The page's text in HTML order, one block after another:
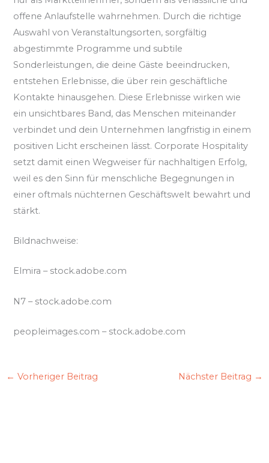
offene Anlaufstelle wahrnehmen. Durch die richtige
Auswahl von Veranstaltungsorten, sorgfältig
abgestimmte Programme und subtile
Sonderleistungen, die deine Gäste beeindrucken,
entstehen Erlebnisse, die über rein geschäftliche
Kontakte hinausgehen. Diese Erlebnisse wirken wie
ein unsichtbares Band, das Menschen miteinander
verbindet und dein Unternehmen langfristig in einem
positiven Licht erscheinen lässt. Corporate Hospitality
setzt damit einen Wegweiser für nachhaltigen Erfolg,
weil es den Sinn für menschliche Begegnungen in
einer oftmals nüchternen Geschäftswelt bewahrt und
stärkt.
Bildnachweise:
Elmira – stock.adobe.com
N7 – stock.adobe.com
peopleimages.com – stock.adobe.com
← Vorheriger Beitrag Nächster Beitrag →